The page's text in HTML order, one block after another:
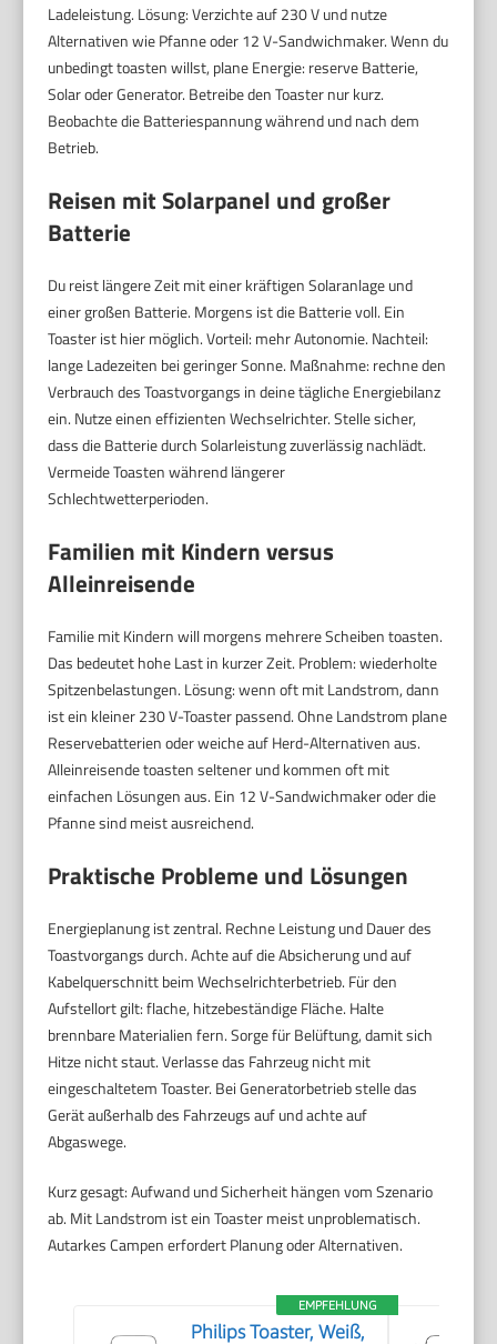
Ladeleistung. Lösung: Verzichte auf 230 V und nutze
Alternativen wie Pfanne oder 12 V-Sandwichmaker. Wenn du
unbedingt toasten willst, plane Energie: reserve Batterie,
Solar oder Generator. Betreibe den Toaster nur kurz.
Beobachte die Batteriespannung während und nach dem
Betrieb.
Reisen mit Solarpanel und großer
Batterie
Du reist längere Zeit mit einer kräftigen Solaranlage und
einer großen Batterie. Morgens ist die Batterie voll. Ein
Toaster ist hier möglich. Vorteil: mehr Autonomie. Nachteil:
lange Ladezeiten bei geringer Sonne. Maßnahme: rechne den
Verbrauch des Toastvorgangs in deine tägliche Energiebilanz
ein. Nutze einen effizienten Wechselrichter. Stelle sicher,
dass die Batterie durch Solarleistung zuverlässig nachlädt.
Vermeide Toasten während längerer
Schlechtwetterperioden.
Familien mit Kindern versus
Alleinreisende
Familie mit Kindern will morgens mehrere Scheiben toasten.
Das bedeutet hohe Last in kurzer Zeit. Problem: wiederholte
Spitzenbelastungen. Lösung: wenn oft mit Landstrom, dann
ist ein kleiner 230 V-Toaster passend. Ohne Landstrom plane
Reservebatterien oder weiche auf Herd-Alternativen aus.
Alleinreisende toasten seltener und kommen oft mit
einfachen Lösungen aus. Ein 12 V-Sandwichmaker oder die
Pfanne sind meist ausreichend.
Praktische Probleme und Lösungen
Energieplanung ist zentral. Rechne Leistung und Dauer des
Toastvorgangs durch. Achte auf die Absicherung und auf
Kabelquerschnitt beim Wechselrichterbetrieb. Für den
Aufstellort gilt: flache, hitzebeständige Fläche. Halte
brennbare Materialien fern. Sorge für Belüftung, damit sich
Hitze nicht staut. Verlasse das Fahrzeug nicht mit
eingeschaltetem Toaster. Bei Generatorbetrieb stelle das
Gerät außerhalb des Fahrzeugs auf und achte auf
Abgaswege.
Kurz gesagt: Aufwand und Sicherheit hängen vom Szenario
ab. Mit Landstrom ist ein Toaster meist unproblematisch.
Autarkes Campen erfordert Planung oder Alternativen.
EMPFEHLUNG
Philips Toaster, Weiß,